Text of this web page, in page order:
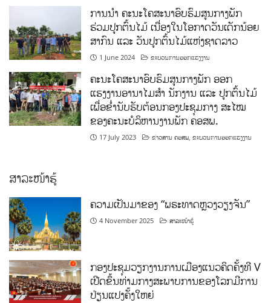
ການນໍາ ຄະນະໂຄສະນາອົບຮົມສູນກາງພັກ
ຮ່ວມປູກຕົ້ນໄມ້ ເນື່ອງໃນໂອກາດວັນເດັກນ້ອຍ
ສາກົນ ແລະ ວັນປູກຕົ້ນໄມ້ແຫ່ງຊາດລາວ
1 June 2024 ຂະບວນການອອກແຮງງານ
ຄະນະໂຄສະນາອົບຮົມສູນກາງພັກ ອອກ
ແຮງງານອານາໄມສໍາ ນັກງານ ແລະ ປູກຕົ້ນໄມ້
ເພື່ອຂໍ່ານັບຮັບຕ້ອນກອງປະຊຸມກາງ ສະໄໝ
ຂອງຄະນະບໍລິຫານງານພັກ ຄອສພ.
17 July 2023 ຂ່າວສານ ຄອສພ ,ຂະບວນການອອກແຮງງານ
ສາລະໜ້າຮູ້
ຄວາມເປັນມາຂອງ “ພຣະທາດຫຼວງວຽງຈັນ”
4 November 2025 ສາລະໜ້າຮູ້
ກອງປະຊຸມວຽກງານການເມືອງແນວຄິດຄັ້ງທີ V
ເປີດຂຶ້ນທ່າມກາງສະພາບການຂອງໂລກມີການ
ປ່ຽນແປງຄັ້ງໃຫຍ່